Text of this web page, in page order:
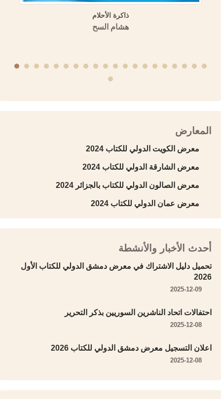
ذاكرة الأحلام
هشام السح
المعارض
معرض الكويت الدولي للكتاب 2024
معرض الشارقة الدولي للكتاب 2024
معرض الصالون الدولي للكتاب بالجزائر 2024
معرض عمان الدولي للكتاب 2024
أحدث الأخبار والأنشطة
تحميل دليل الاشتراك في معرض دمشق الدولي للكتاب الأول
2026
2025-12-09
احتفالات اتحاد الناشرين السوريين بذكر التحرير
2025-12-08
اعلان التسجيل معرض دمشق الدولي للكتاب 2026
2025-12-08